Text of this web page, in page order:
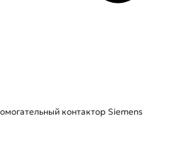
контактор Siemens